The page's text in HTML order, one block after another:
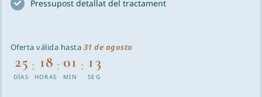
Pressupost detallat del tractament
Oferta válida hasta 31 de agosto
25
DÍAS
: 18
HORAS
: 01
MIN
: 12
SEG